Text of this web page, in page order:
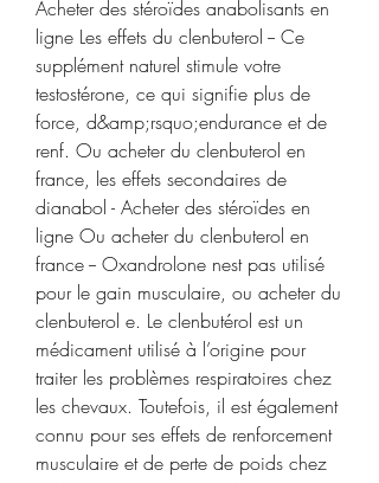
Acheter des stéroïdes anabolisants en
ligne Les effets du clenbuterol -- Ce
supplément naturel stimule votre
testostérone, ce qui signifie plus de
force, d&amp;rsquo;endurance et de
renf. Ou acheter du clenbuterol en
france, les effets secondaires de
dianabol - Acheter des stéroïdes en
ligne Ou acheter du clenbuterol en
france -- Oxandrolone nest pas utilisé
pour le gain musculaire, ou acheter du
clenbuterol e. Le clenbutérol est un
médicament utilisé à l’origine pour
traiter les problèmes respiratoires chez
les chevaux. Toutefois, il est également
connu pour ses effets de renforcement
musculaire et de perte de poids chez